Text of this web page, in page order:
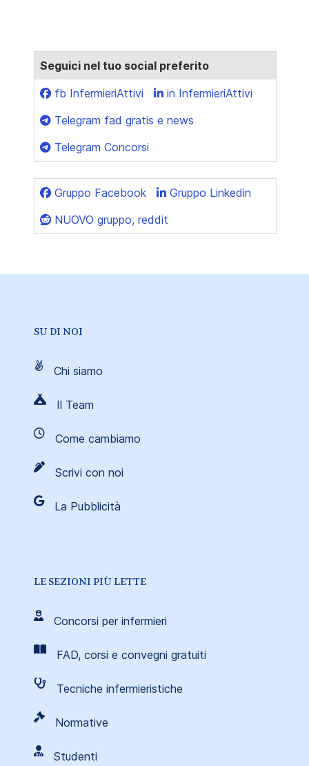
Seguici nel tuo social preferito
fb InfermieriAttivi
in InfermieriAttivi
Telegram fad gratis e news
Telegram Concorsi
Gruppo Facebook
Gruppo Linkedin
NUOVO gruppo, reddit
SU DI NOI
Chi siamo
Il Team
Come cambiamo
Scrivi con noi
La Pubblicità
LE SEZIONI PIÙ LETTE
Concorsi per infermieri
FAD, corsi e convegni gratuiti
Tecniche infermieristiche
Normative
Studenti